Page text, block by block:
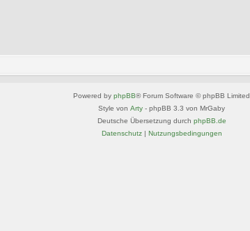
Powered by phpBB® Forum Software © phpBB Limited
Style von Arty - phpBB 3.3 von MrGaby
Deutsche Übersetzung durch phpBB.de
Datenschutz| Nutzungsbedingungen